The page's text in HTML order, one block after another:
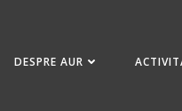
DESPRE AUR